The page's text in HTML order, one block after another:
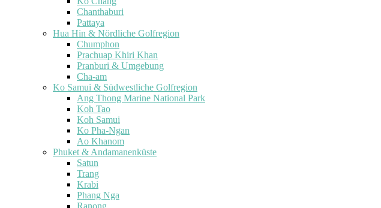
Chanthaburi
Pattaya
Hua Hin & Nördliche Golfregion
Chumphon
Prachuap Khiri Khan
Pranburi & Umgebung
Cha-am
Ko Samui & Südwestliche Golfregion
Ang Thong Marine National Park
Koh Tao
Koh Samui
Ko Pha-Ngan
Ao Khanom
Phuket & Andamanenküste
Satun
Trang
Krabi
Phang Nga
Ranong